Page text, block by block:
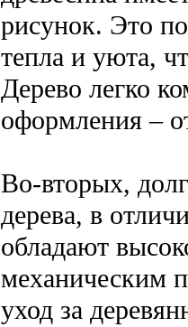
рисунок. Это
тепла и уюта,
Дерево легко
оформления –
Во-вторых,
дерева, в
обладают
механическим
уход за